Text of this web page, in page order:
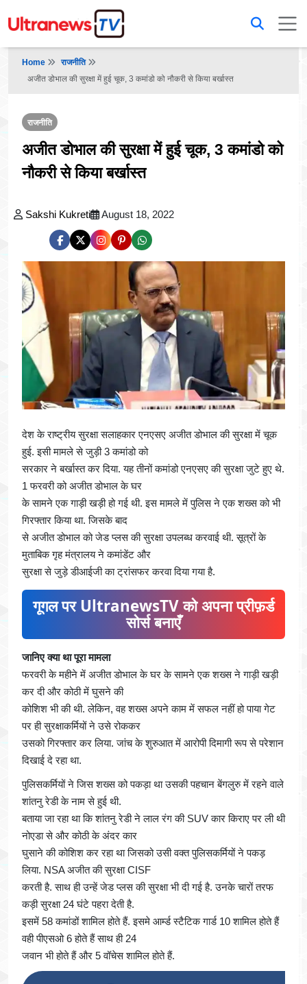
Home
राजनीति
अजीत डोभाल की सुरक्षा में हुई चूक, 3 कमांडो को नौकरी से किया बर्खास्त
राजनीति
अजीत डोभाल की सुरक्षा में हुई चूक, 3 कमांडो को
नौकरी से किया बर्खास्त
Sakshi Kukreti August 18, 2022
देश के राष्ट्रीय सुरक्षा सलाहकार एनएसए अजीत डोभाल की सुरक्षा में चूक
हुई. इसी मामले से जुड़ी 3 कमांडो को
सरकार ने बर्खास्त कर दिया. यह तीनों कमांडो एनएसए की सुरक्षा जुटे हुए थे.
1 फरवरी को अजीत डोभाल के घर
के सामने एक गाड़ी खड़ी हो गई थी. इस मामले में पुलिस ने एक शख्स को भी
गिरफ्तार किया था. जिसके बाद
से अजीत डोभाल को जेड प्लस की सुरक्षा उपलब्ध करवाई थी. सूत्रों के
मुताबिक गृह मंत्रालय ने कमांडेंट और
सुरक्षा से जुड़े डीआईजी का ट्रांसफर करवा दिया गया है.
गूगल पर UltranewsTV को अपना प्रीफ़र्ड
सोर्स बनाएँ
जानिए क्या था पूरा मामला
फरवरी के महीने में अजीत डोभाल के घर के सामने एक शख्स ने गाड़ी खड़ी
कर दी और कोठी में घुसने की
कोशिश भी की थी. लेकिन, वह शख्स अपने काम में सफल नहीं हो पाया गेट
पर ही सुरक्षाकर्मियों ने उसे रोककर
उसको गिरफ्तार कर लिया. जांच के शुरुआत में आरोपी दिमागी रूप से परेशान
दिखाई दे रहा था.
पुलिसकर्मियों ने जिस शख्स को पकड़ा था उसकी पहचान बेंगलुरु में रहने वाले
शांतनु रेडी के नाम से हुई थी.
बताया जा रहा था कि शांतनु रेडी ने लाल रंग की SUV कार किराए पर ली थी
नोएडा से और कोठी के अंदर कार
घुसाने की कोशिश कर रहा था जिसको उसी वक्त पुलिसकर्मियों ने पकड़
लिया. NSA अजीत की सुरक्षा CISF
करती है. साथ ही उन्हें जेड प्लस की सुरक्षा भी दी गई है. उनके चारों तरफ
कड़ी सुरक्षा 24 घंटे पहरा देती है.
इसमें 58 कमांडों शामिल होते हैं. इसमे आर्म्ड स्टैटिक गार्ड 10 शामिल होते हैं
वही पीएसओ 6 होते हैं साथ ही 24
जवान भी होते हैं और 5 वॉचेस शामिल होते हैं.